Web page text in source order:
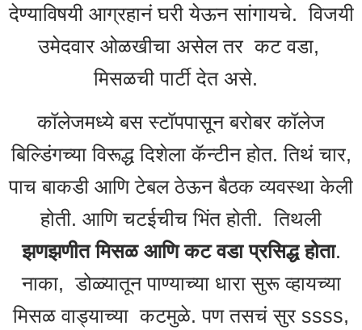
देण्याविषयी आग्रहानं घरी येऊन सांगायचे. विजयी
उमेदवार ओळखीचा असेल तर कट वडा,
मिसळची पार्टी देत असे.
कॉलेजमध्ये बस स्टॉपपासून बरोबर कॉलेज
बिल्डिंगच्या विरूद्ध दिशेला कॅन्टीन होत. तिथं चार,
पाच बाकडी आणि टेबल ठेऊन बैठक व्यवस्था केली
होती. आणि चटईचीच भिंत होती. तिथली
झणझणीत मिसळ आणि कट वडा प्रसिद्ध होता.
नाका, डोळ्यातून पाण्याच्या धारा सुरू व्हायच्या
मिसळ वाड्याच्या कटमुळे. पण तसचं सुर ssss,